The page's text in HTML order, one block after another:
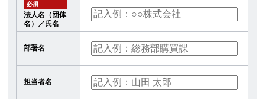
必須
法人名（団体
名）／氏名
部署名
担当者名